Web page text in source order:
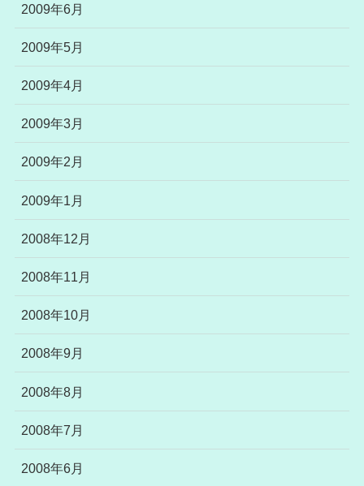
2009年6月
2009年5月
2009年4月
2009年3月
2009年2月
2009年1月
2008年12月
2008年11月
2008年10月
2008年9月
2008年8月
2008年7月
2008年6月